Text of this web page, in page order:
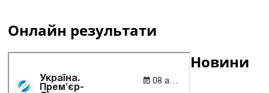
Онлайн результати
Новини